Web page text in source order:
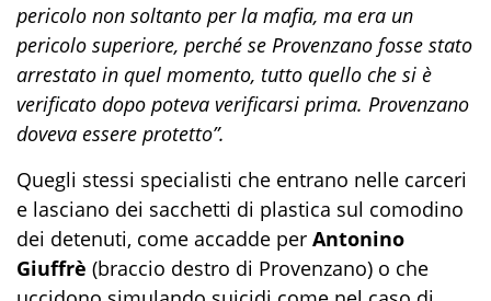
pericolo non soltanto per la mafia, ma era un
pericolo superiore, perché se Provenzano fosse stato
arrestato in quel momento, tutto quello che si è
verificato dopo poteva verificarsi prima. Provenzano
doveva essere protetto”.
Quegli stessi specialisti che entrano nelle carceri
e lasciano dei sacchetti di plastica sul comodino
dei detenuti, come accadde per Antonino
Giuffrè (braccio destro di Provenzano) o che